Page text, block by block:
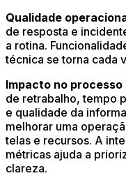
Qualidade
de resposta e
a rotina.
técnica se torna cada
Impacto no processo
de retrabalho, tempo
e qualidade da
melhorar uma
telas e recursos. A
métricas ajuda a
clareza.